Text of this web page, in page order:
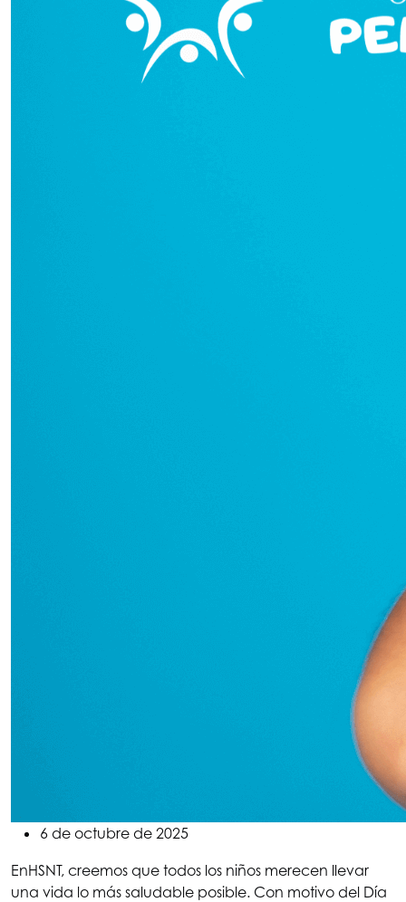
6 de octubre de 2025
EnHSNT, creemos que todos los niños merecen llevar
una vida lo más saludable posible. Con motivo del Día